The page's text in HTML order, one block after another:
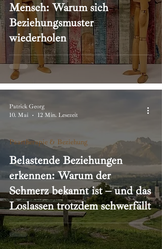
Mensch: Warum sich
Beziehungsmuster
wiederholen
Belastende Beziehungen
erkennen: Warum der
Schmerz bekannt ist – und das
Loslassen trotzdem schwerfällt
Paartherapie & Beziehung
Patrick Georg
10. Mai
12 Min. Lesezeit